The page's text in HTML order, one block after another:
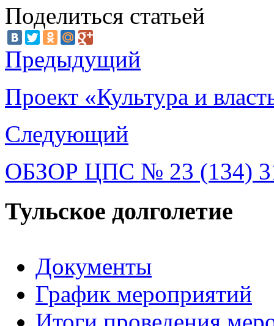
Поделиться статьей
Предыдущий
Проект «Культура и
Следующий
ОБЗОР ЦПС № 23 (134)
Тульское долголетие
Документы
График мероприятий